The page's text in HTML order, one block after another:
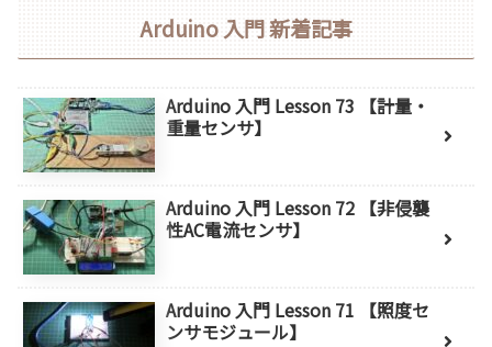
Arduino 入門 新着記事
Arduino 入門 Lesson 73 【計量・
重量センサ】
Arduino 入門 Lesson 72 【非侵襲
性AC電流センサ】
Arduino 入門 Lesson 71 【照度セ
ンサモジュール】